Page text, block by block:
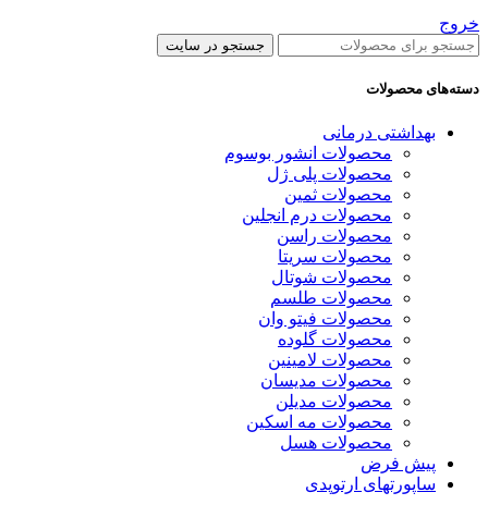
خروج
جستجو در سایت
دسته‌های محصولات
بهداشتی درمانی
محصولات انشور بوسوم
محصولات پلی ژل
محصولات ثمین
محصولات درم انجلین
محصولات راسن
محصولات سریتا
محصولات شوتال
محصولات طلسم
محصولات فیتو وان
محصولات گلوده
محصولات لامینین
محصولات مدیسان
محصولات مدیلن
محصولات مه اسکین
محصولات هسل
پیش فرض
ساپورتهای ارتوپدی